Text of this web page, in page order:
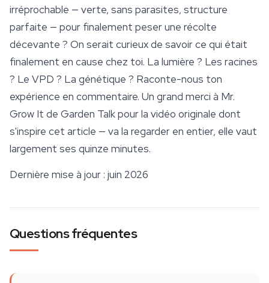
irréprochable — verte, sans parasites, structure
parfaite — pour finalement peser une récolte
décevante ? On serait curieux de savoir ce qui était
finalement en cause chez toi. La lumière ? Les racines
? Le VPD ? La génétique ? Raconte-nous ton
expérience en commentaire. Un grand merci à Mr.
Grow It de Garden Talk pour la vidéo originale dont
s'inspire cet article — va la regarder en entier, elle vaut
largement ses quinze minutes.
Dernière mise à jour : juin 2026
Questions fréquentes